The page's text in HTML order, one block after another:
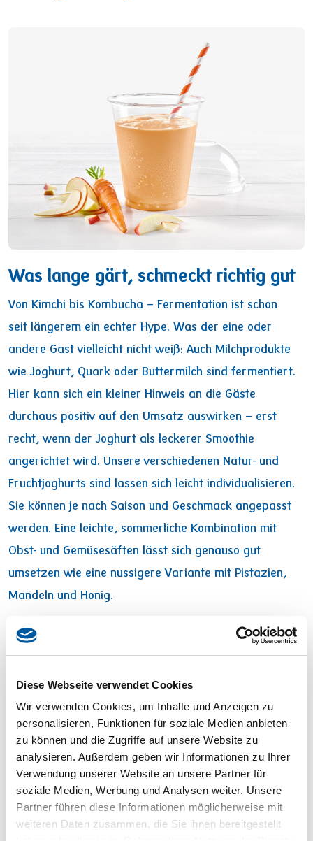
Diese Webseite verwendet Cookies
Wir verwenden Cookies, um Inhalte und Anzeigen zu
personalisieren, Funktionen für soziale Medien anbieten
zu können und die Zugriffe auf unsere Website zu
analysieren. Außerdem geben wir Informationen zu Ihrer
Verwendung unserer Website an unsere Partner für
soziale Medien, Werbung und Analysen weiter. Unsere
Partner führen diese Informationen möglicherweise mit
weiteren Daten zusammen, die Sie ihnen bereitgestellt
Was lange gärt, schmeckt richtig gut
Von Kimchi bis Kombucha – Fermentation ist schon
seit längerem ein echter Hype. Was der eine oder
andere Gast vielleicht nicht weiß: Auch Milchprodukte
wie Joghurt, Quark oder Buttermilch sind fermentiert.
Hier kann sich ein kleiner Hinweis an die Gäste
durchaus positiv auf den Umsatz auswirken – erst
recht, wenn der Joghurt als leckerer Smoothie
angerichtet wird. Unsere verschiedenen Natur- und
Fruchtjoghurts sind lassen sich leicht individualisieren.
Sie können je nach Saison und Geschmack angepasst
werden. Eine leichte, sommerliche Kombination mit
Obst- und Gemüsesäften lässt sich genauso gut
umsetzen wie eine nussigere Variante mit Pistazien,
Mandeln und Honig.
Lust auf einen Lassi
Lassi: Der indische Joghurt-Drink findet auch bei uns
immer mehr Anhänger. Schön gekühlt sorgt er im
Sommer für die nötige Erfrischung und fungiert
zugleich als flüssiger Snack für zwischendurch. Der
hohe Eiweißgehalt im Joghurt sorgt dafür, dass so ein
Lassi ein echter Sattmacher ist. Das gleiche trifft auch
auf Buttermilch zu. Wie die meisten Milchprodukte hat
auch sie einen hohen Proteingehalt. Eine leckere